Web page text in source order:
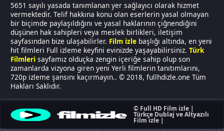
5651 sayılı yasada tanımlanan yer sağlayıcı olarak hizmet
vermektedir. Telif hakkına konu olan eserlerin yasal olmayan
bir biçimde paylaşıldığını ve yasal haklarının çiğnendiğini
düşünen hak sahipleri veya meslek birlikleri, iletişim
sayfasından bize ulaşabilirler. Film izle başlığı altında, en yeni
hit filmleri Full izleme keyfini evinizde yaşayabilirsiniz. Türk
Filmleri sayfamız olduçka zengin içeriğe sahip olup son
zamanlarda vizyona giren yeni Yerli filmlerin tanıtımlarını,
720p izleme şansını kaçırmayın.. © 2018, fullhdizle.one Tüm
Hakları Saklıdır.
© Full HD Film izle |
Türkçe Dublaj ve Altyazılı
Film izle |